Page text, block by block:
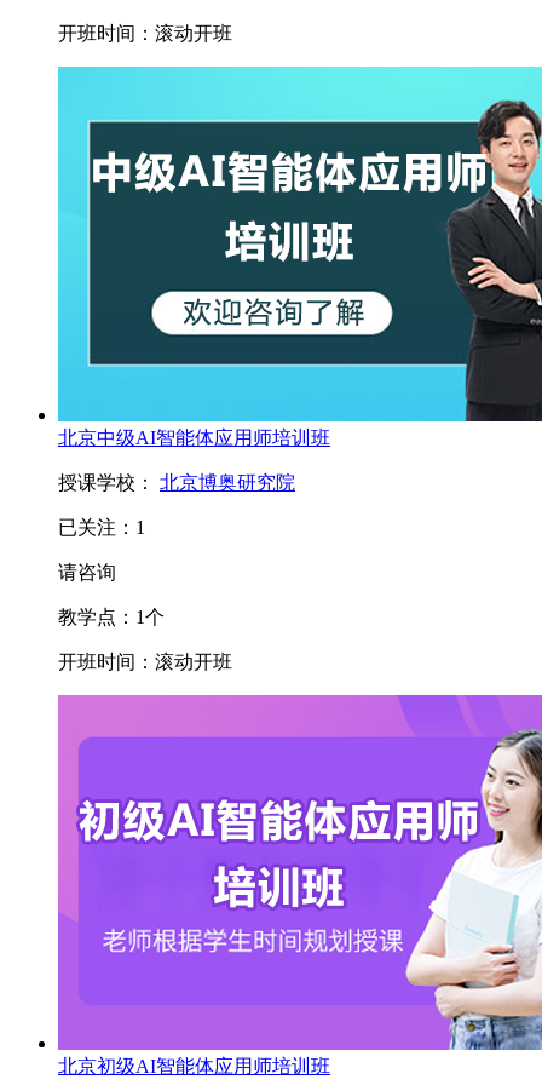
开班时间： 滚动开班
北京中级AI智能体应用师培训班
授课学校： 北京博奥研究院
已关注： 1
请咨询
教学点： 1个
开班时间： 滚动开班
北京初级AI智能体应用师培训班